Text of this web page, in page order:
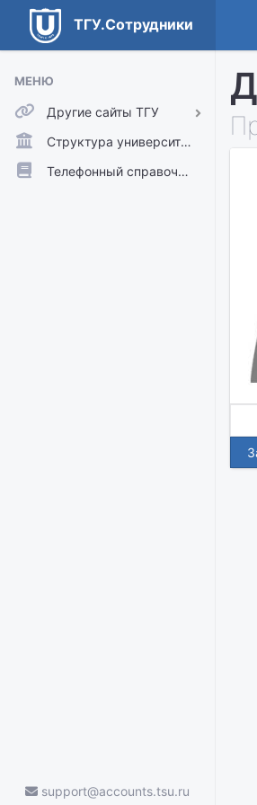
ТГУ.Сотрудники
МЕНЮ
Другие сайты ТГУ
ТГУ.Аккаунты
ТГУ.Расписание
Структура университета
Телефонный справочник
support@accounts.tsu.ru